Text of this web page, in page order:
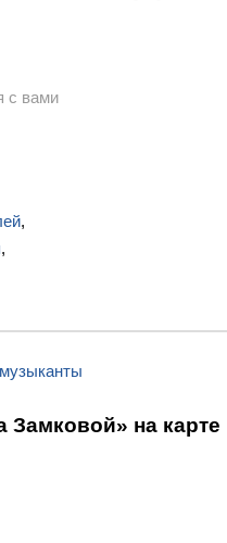
с вами
,
,
музыканты
Замковой» на карте